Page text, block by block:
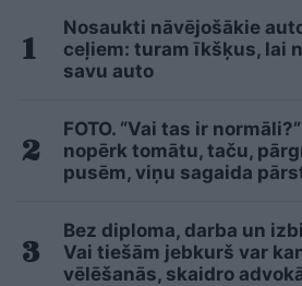
Nosaukti nāvējošākie
ceļiem: turam īkšķus, lai
savu auto
FOTO. “Vai tas ir
nopērk tomātu, taču,
pusēm, viņu sagaida
Bez diploma, darba un
Vai tiešām jebkurš var
vēlēšanās, skaidro